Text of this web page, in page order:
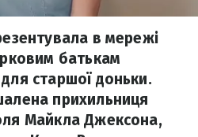
в мережі
батькам
старшої доньки.
прихильниця
Майкла Джексона,